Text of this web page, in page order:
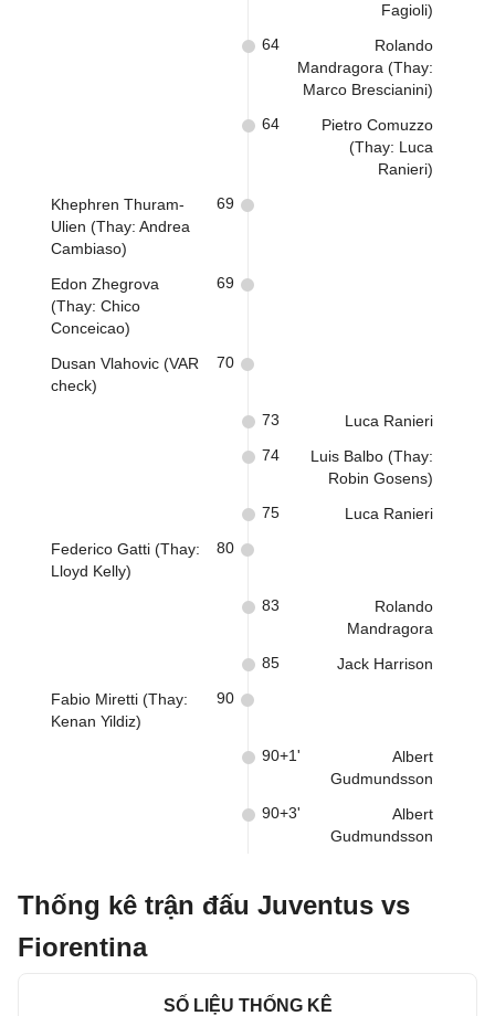
Fagioli)
Rolando
Mandragora (Thay:
Marco Brescianini)
64
Pietro Comuzzo
(Thay: Luca
Ranieri)
64
Khephren Thuram-
Ulien (Thay: Andrea
Cambiaso)
69
Edon Zhegrova
(Thay: Chico
Conceicao)
69
Dusan Vlahovic (VAR
check)
70
Luca Ranieri
73
Luis Balbo (Thay:
Robin Gosens)
74
Luca Ranieri
75
Federico Gatti (Thay:
Lloyd Kelly)
80
Rolando
Mandragora
83
Jack Harrison
85
Fabio Miretti (Thay:
Kenan Yildiz)
90
Albert
Gudmundsson
90+1'
Albert
Gudmundsson
90+3'
Thống kê trận đấu Juventus vs
Fiorentina
SỐ LIỆU THỐNG KÊ